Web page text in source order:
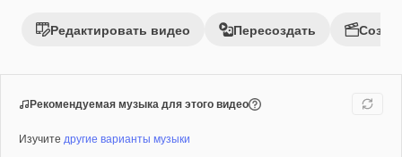
Редактировать видео Пересоздать
Рекомендуемая музыка для этого видео
Изучите другие варианты музыки